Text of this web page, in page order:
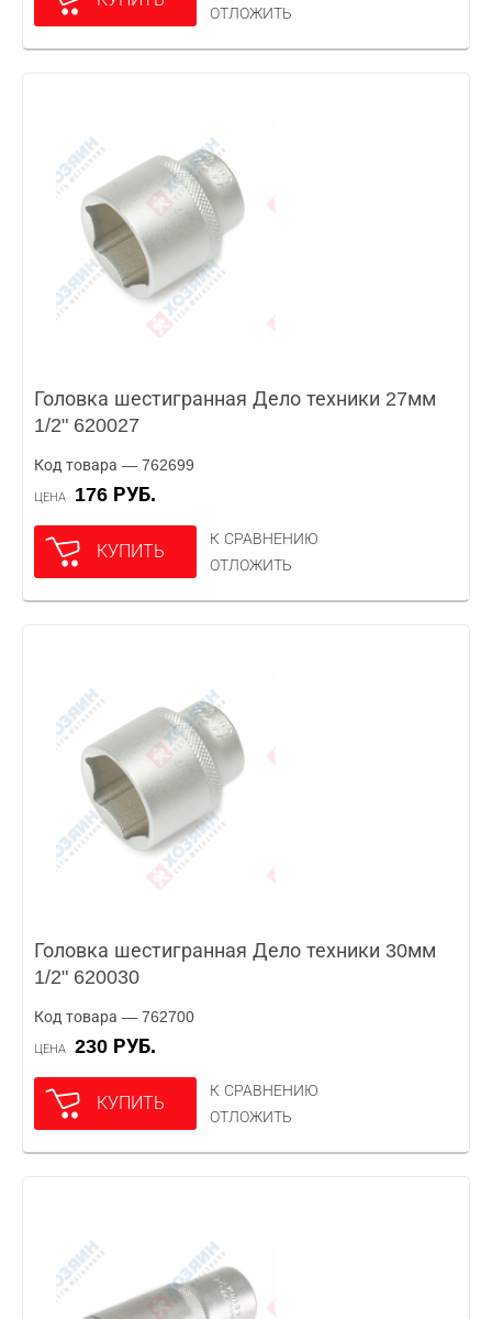
ОТЛОЖИТЬ
Головка шестигранная Дело техники 27мм
1/2" 620027
Код товара — 762699
ЦЕНА 176 РУБ.
КУПИТЬ
К СРАВНЕНИЮ
ОТЛОЖИТЬ
Головка шестигранная Дело техники 30мм
1/2" 620030
Код товара — 762700
ЦЕНА 230 РУБ.
КУПИТЬ
К СРАВНЕНИЮ
ОТЛОЖИТЬ